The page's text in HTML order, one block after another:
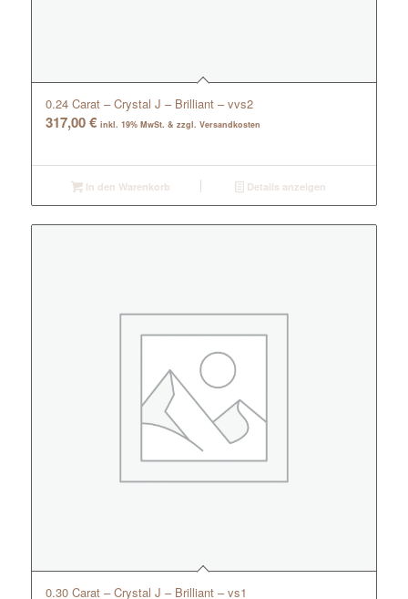
0.24 Carat – Crystal J – Brilliant – vvs2
317,00€ inkl. 19% MwSt. & zzgl. Versandkosten
In den Warenkorb Details anzeigen
0.30 Carat – Crystal J – Brilliant – vs1